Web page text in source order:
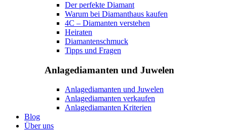
Der perfekte Diamant
Warum bei Diamanthaus kaufen
4C – Diamanten verstehen
Heiraten
Diamantenschmuck
Tipps und Fragen
Anlagediamanten und Juwelen
Anlagediamanten und Juwelen
Anlagediamanten verkaufen
Anlagediamanten Kriterien
Blog
Über uns